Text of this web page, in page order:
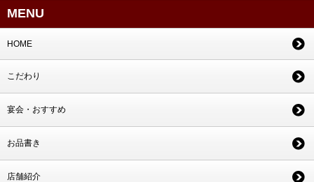
MENU
HOME
こだわり
宴会・おすすめ
お品書き
店舗紹介